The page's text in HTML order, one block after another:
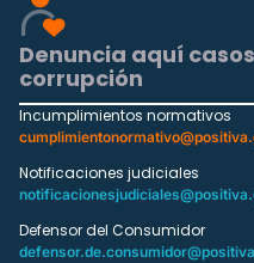
Denuncia aquí
corrupción
Incumplimientos normativos
Notificaciones judiciales
Defensor del Consumidor